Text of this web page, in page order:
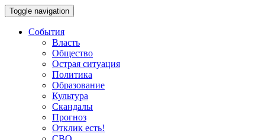
Toggle navigation
События
Власть
Общество
Острая ситуация
Политика
Образование
Культура
Скандалы
Прогноз
Отклик есть!